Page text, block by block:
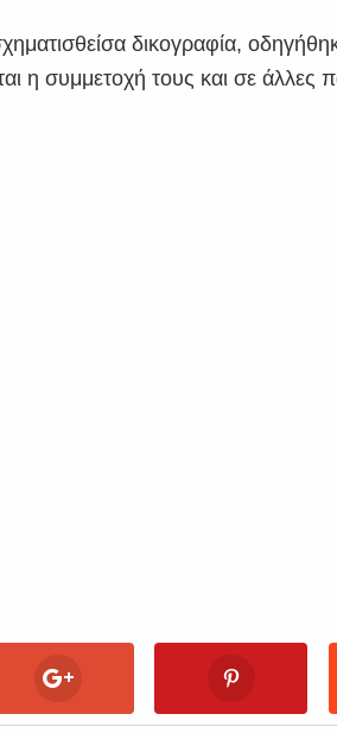
δικογραφία,
η συμμετοχή τους και σε άλλες